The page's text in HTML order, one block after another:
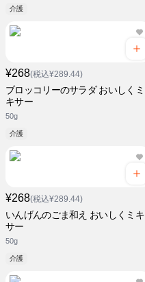
介護
¥268(税込¥289.44)
ブロッコリーのサラダ おいしくミ
キサー
50g
介護
¥268(税込¥289.44)
いんげんのごま和え おいしくミキ
サー
50g
介護